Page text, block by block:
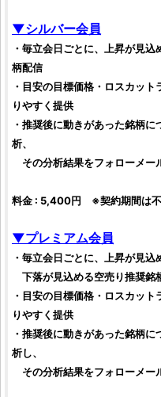
▼シルバー会員
・毎立会日ごとに、上昇が見込
柄配信
・目安の目標価格・ロスカッ
りやすく提供
・推奨後に動きがあった銘柄に
析、
その分析結果をフォローメー
料金 : 5,400円 ※契約期間は
▼プレミアム会員
・毎立会日ごとに、上昇が見込
下落が見込める空売り推奨銘
・目安の目標価格・ロスカッ
りやすく提供
・推奨後に動きがあった銘柄に
析し、
その分析結果をフォローメー